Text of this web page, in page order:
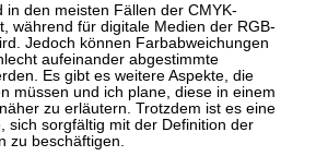
in den meisten Fällen der CMYK-
während für digitale Medien der RGB-
Jedoch können Farbabweichungen
aufeinander abgestimmte
Es gibt es weitere Aspekte, die
müssen und ich plane, diese in einem
zu erläutern. Trotzdem ist es eine
sich sorgfältig mit der Definition der
zu beschäftigen.